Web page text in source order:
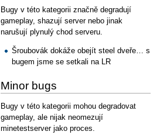
Bugy v této kategorii značně degradují
gameplay, shazují server nebo jinak
narušují plynulý chod serveru.
Šroubovák dokáže obejít steel dveře… s
bugem jsme se setkali na LR
Minor bugs
Bugy v této kategorii mohou degradovat
gameplay, ale nijak neomezují
minetestserver jako proces.